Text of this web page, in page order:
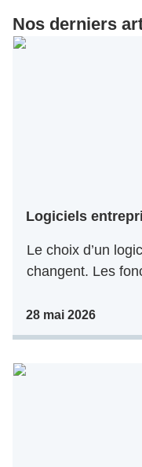
Nos derniers
Logiciels
Le choix d’un
changent. Les
28 mai 2026